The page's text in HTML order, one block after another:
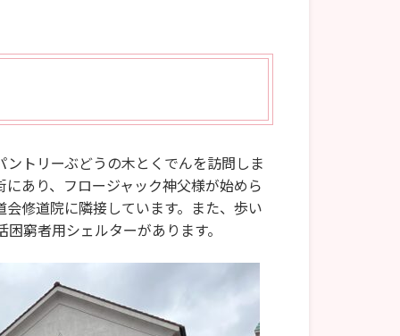
トリーぶどうの木とくでんを訪問しま
あり、フロージャック神父様が始めら
修道院に隣接しています。また、歩い
窮者用シェルターがあります。